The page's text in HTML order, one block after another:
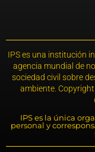
IPS es una institución
agencia mundial de
sociedad civil sobre
ambiente.
IPS es la única
personal y